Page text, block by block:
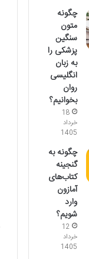
چگونه
متون
سنگین
پزشکی را
به زبان
انگلیسی
روان
بخوانیم؟
18
خرداد
1405
چگونه به
گنجینه
کتاب‌های
آمازون
وارد
شویم؟
12
خرداد
1405